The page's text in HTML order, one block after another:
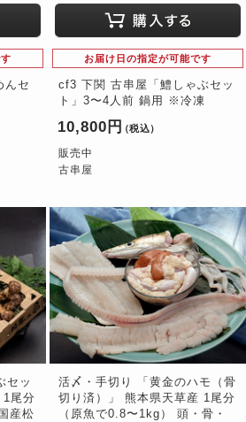
んセ
お届け日の指定が可能です
cf3 下関 古串屋「鱧しゃぶセッ
ト」3〜4人前 鍋用 ※冷凍
10,800円 （税込）
販売中
古串屋
セッ
尾分
産松
活〆・手切り 「黄金のハモ（骨
切り済）」 熊本県天草産 1尾分
（原魚で0.8〜1kg） 頭・骨・